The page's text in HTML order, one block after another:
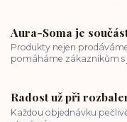
Aura-Soma je
Produkty nejen
pomáháme zákazníkům s
Radost už při
Každou objednávku